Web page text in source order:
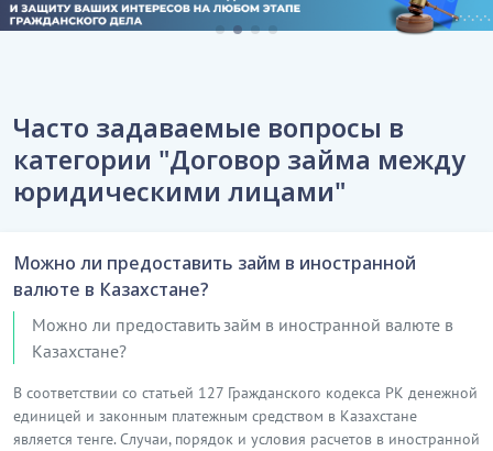
Часто задаваемые вопросы в
категории "Договор займа между
юридическими лицами"
Можно ли предоставить займ в иностранной
валюте в Казахстане?
Можно ли предоставить займ в иностранной валюте в
Казахстане?
В соответствии со статьей 127 Гражданского кодекса РК денежной
единицей и законным платежным средством в Казахстане
является тенге. Случаи, порядок и условия расчетов в иностранной